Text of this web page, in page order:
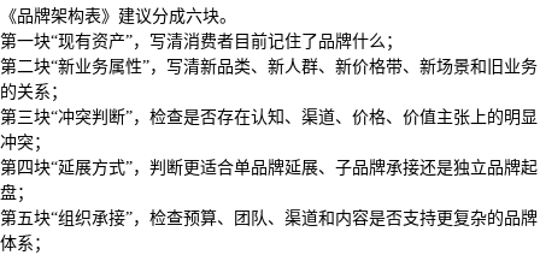
《品牌架构表》建议分成六块。
第一块“现有资产”，写清消费者目前记住了品牌什么；
第二块“新业务属性”，写清新品类、新人群、新价格带、新场景和旧业务
的关系；
第三块“冲突判断”，检查是否存在认知、渠道、价格、价值主张上的明显
冲突；
第四块“延展方式”，判断更适合单品牌延展、子品牌承接还是独立品牌起
盘；
第五块“组织承接”，检查预算、团队、渠道和内容是否支持更复杂的品牌
体系；